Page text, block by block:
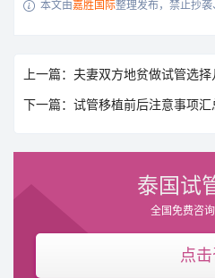
 本文由嘉胜国际整理发布，禁止抄
上一篇：夫妻双方地贫做试管选
下一篇：试管移植前后注意事项汇
泰国试
全国免费咨
点